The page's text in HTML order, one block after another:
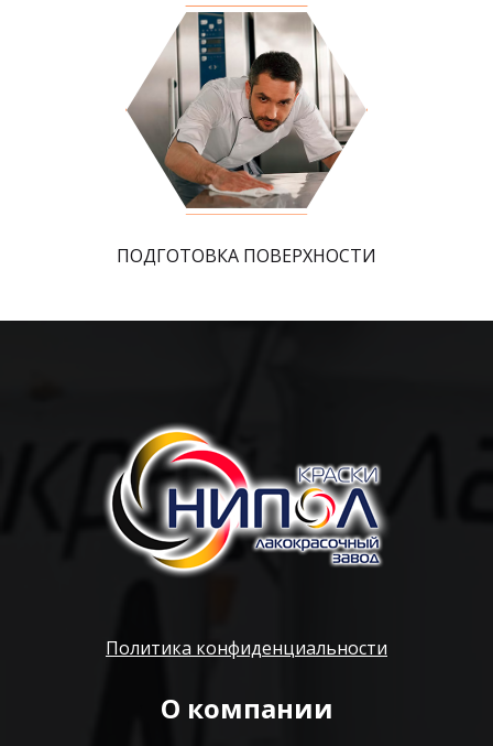
ПОДГОТОВКА ПОВЕРХНОСТИ
Политика конфиденциальности
О компании